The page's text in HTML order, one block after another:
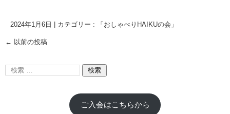
2024年1月6日 カテゴリー : 「おしゃべりHAIKUの会」
← 以前の投稿
ご入会はこちらから